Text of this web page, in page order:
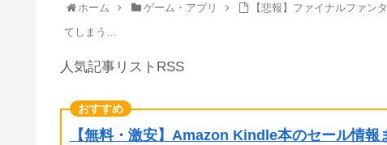
ホーム ゲーム・アプリ
【悲報】ファイナルファン
てしまう…
人気記事リストRSS
【無料・激安】Amazon Kindle本のセール情報